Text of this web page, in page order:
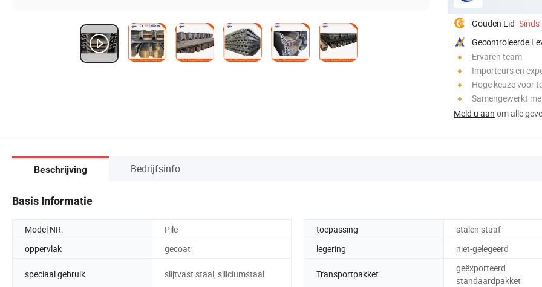
Gouden Lid Sinds
Gecontroleerde
Ervaren team
Importeurs en
Hoge keuze voor
Samengewerkt
Meld u aan om alle
Beschrijving Bedrijfsinfo
Basis Informatie
Model NR. Pile toepassing
stalen staaf
oppervlak
gecoat legering niet-gelegeerd
speciaal gebruik slijtvast staal, siliciumstaal Transportpakket
geëxporteerd
standaardpakket